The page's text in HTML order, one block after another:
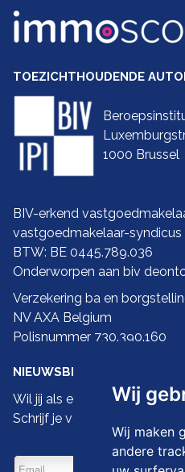
Wij
Wij maken
andere
TOEZICHTHOUDENDE
1000 Brussel
BIV-erkend
vastgoedmakelaar-syndicus
BTW: BE 0445.789.036
Onderworpen aan biv
Verzekering ba en
NV AXA Belgium
Polisnummer 730.390.160
NIEUWSBRIEF
Wil jij als eerste de
Schrijf je vandaag dan in op